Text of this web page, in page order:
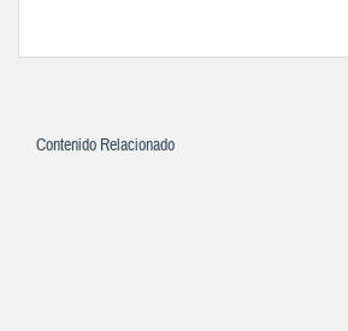
Contenido Relacionado